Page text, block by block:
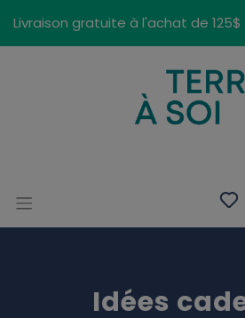
Livraison gratuite à l'achat de
Idées